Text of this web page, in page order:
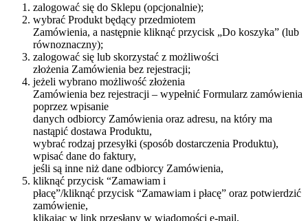
zalogować się do Sklepu (opcjonalnie);
wybrać Produkt będący przedmiotem
Zamówienia, a następnie kliknąć przycisk „Do koszyka” (lub
równoznaczny);
zalogować się lub skorzystać z możliwości
złożenia Zamówienia bez rejestracji;
jeżeli wybrano możliwość złożenia
Zamówienia bez rejestracji – wypełnić Formularz zamówienia
poprzez wpisanie
danych odbiorcy Zamówienia oraz adresu, na który ma
nastąpić dostawa Produktu,
wybrać rodzaj przesyłki (sposób dostarczenia Produktu),
wpisać dane do faktury,
jeśli są inne niż dane odbiorcy Zamówienia,
kliknąć przycisk “Zamawiam i
płacę”/kliknąć przycisk “Zamawiam i płacę” oraz potwierdzić
zamówienie,
klikając w link przesłany w wiadomości e-mail,